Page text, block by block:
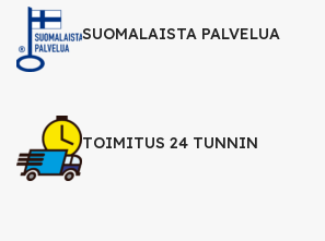
SUOMALAISTA PALVELUA
TOIMITUS 24 TUNNIN